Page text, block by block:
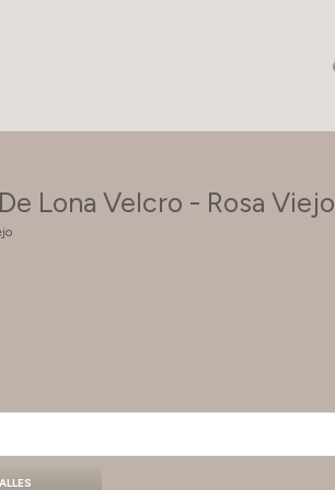
Lona Velcro - Rosa Viejo